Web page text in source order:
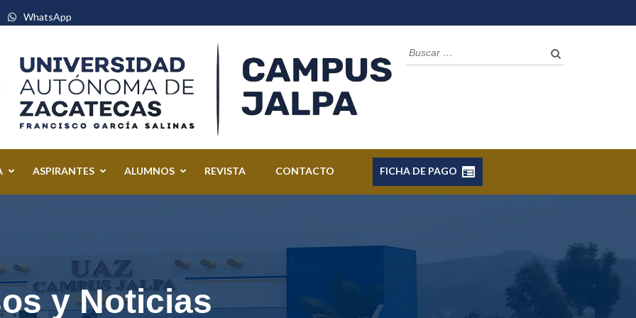
WhatsApp
Zacatecas – Campus Jalpa
Buscar:
ASPIRANTES ALUMNOS REVISTA CONTACTO FICHA DE PAGO
y Noticias